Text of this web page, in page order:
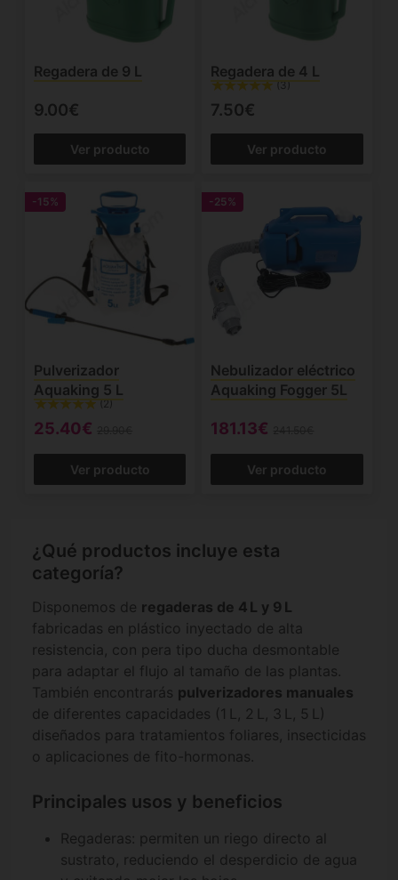
Regadera de 9 L
9.00€
Ver producto
Regadera de 4 L
(3)
7.50€
Ver producto
-15%
Pulverizador
Aquaking 5 L
(2)
25.40€
Ver producto
-25%
Nebulizador eléctrico
Aquaking Fogger 5L
181.13€
Ver producto
¿Qué productos incluye esta
categoría?
Disponemos de regaderas de 4 L y 9 L
fabricadas en plástico inyectado de alta
resistencia, con pera tipo ducha desmontable
para adaptar el flujo al tamaño de las plantas.
También encontrarás pulverizadores manuales
de diferentes capacidades (1 L, 2 L, 3 L, 5 L)
diseñados para tratamientos foliares, insecticidas
o aplicaciones de fito-hormonas.
Principales usos y beneficios
Regaderas: permiten un riego directo al
sustrato, reduciendo el desperdicio de agua